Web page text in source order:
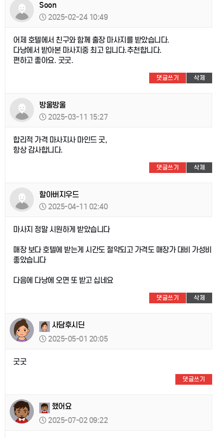
Soon
2025-02-24 10:49
어제 호텔에서 친구와 함께 출장 마사지를 받았습니다.
다낭에서 받아본 마사지중 최고 입니다.추천합니다.
편하고 좋아요. 굿굿.
댓글쓰기 삭제
방울방울
2025-03-11 15:27
합리적 가격 마사지사 마인드 굿,
항상 감사합니다.
댓글쓰기 삭제
할아버지우드
2025-04-11 02:40
마사지 정말 시원하게 받았습니다
매장 보다 호텔에 받는게 시간도 절약되고 가격도 매장가 대비 가성비
좋았습니다
다음에 다낭에 오면 또 받고 십네요
댓글쓰기 삭제
사담후시딘
2025-05-01 20:05
굿굿
댓글쓰기
했어요
2025-07-02 09:22